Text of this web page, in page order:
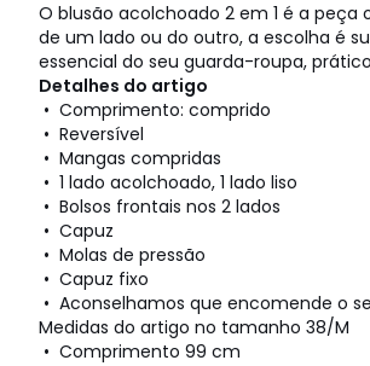
O blusão acolchoado 2 em 1 é a peça
de um lado ou do outro, a escolha é
essencial do seu guarda-roupa,
Detalhes do artigo
• Comprimento: comprido
• Reversível
• Mangas compridas
• 1 lado acolchoado, 1 lado liso
• Bolsos frontais nos 2 lados
• Capuz
• Molas de pressão
• Capuz fixo
• Aconselhamos que encomende o
Medidas do artigo no tamanho 38/M
• Comprimento 99 cm